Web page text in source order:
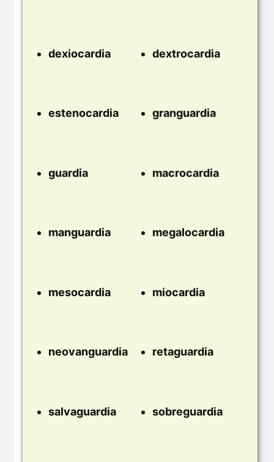
dexiocardia dextrocardia
estenocardia granguardia
guardia macrocardia
manguardia megalocardia
mesocardia miocardia
neovanguardia retaguardia
salvaguardia sobreguardia